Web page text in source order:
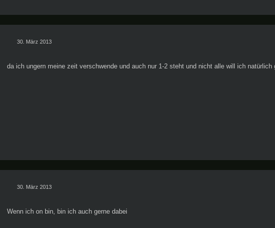
30. März 2013
da ich ungern meine zeit verschwende und auch nur 1-2 steht und nicht alle will ich natürlich
30. März 2013
Wenn ich on bin, bin ich auch gerne dabei